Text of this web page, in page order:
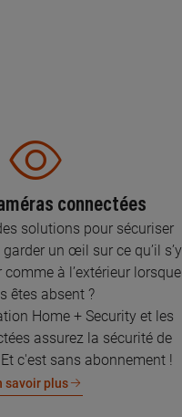
connectées
solutions pour sécuriser
un œil sur ce qu’il s’y
comme à l’extérieur lorsque
êtes absent ?
Home + Security et les
assurez la sécurité de
c'est sans abonnement !
savoir plus